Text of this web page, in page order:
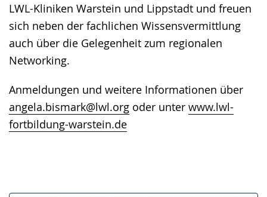
LWL-Kliniken Warstein und Lippstadt und freuen
sich neben der fachlichen Wissensvermittlung
auch über die Gelegenheit zum regionalen
Networking.
Anmeldungen und weitere Informationen über
angela.bismark@lwl.org oder unter www.lwl-
fortbildung-warstein.de